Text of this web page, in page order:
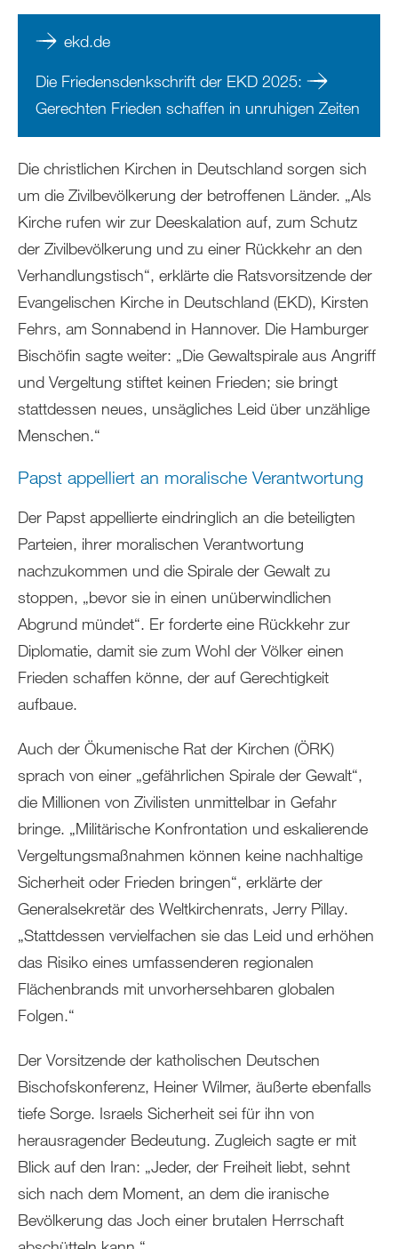
ekd.de
Die Friedensdenkschrift der EKD 2025:
Gerechten Frieden schaffen in unruhigen Zeiten
Die christlichen Kirchen in Deutschland sorgen sich
um die Zivilbevölkerung der betroffenen Länder. „Als
Kirche rufen wir zur Deeskalation auf, zum Schutz
der Zivilbevölkerung und zu einer Rückkehr an den
Verhandlungstisch“, erklärte die Ratsvorsitzende der
Evangelischen Kirche in Deutschland (EKD), Kirsten
Fehrs, am Sonnabend in Hannover. Die Hamburger
Bischöfin sagte weiter: „Die Gewaltspirale aus Angriff
und Vergeltung stiftet keinen Frieden; sie bringt
stattdessen neues, unsägliches Leid über unzählige
Menschen.“
Papst appelliert an moralische Verantwortung
Der Papst appellierte eindringlich an die beteiligten
Parteien, ihrer moralischen Verantwortung
nachzukommen und die Spirale der Gewalt zu
stoppen, „bevor sie in einen unüberwindlichen
Abgrund mündet“. Er forderte eine Rückkehr zur
Diplomatie, damit sie zum Wohl der Völker einen
Frieden schaffen könne, der auf Gerechtigkeit
aufbaue.
Auch der Ökumenische Rat der Kirchen (ÖRK)
sprach von einer „gefährlichen Spirale der Gewalt“,
die Millionen von Zivilisten unmittelbar in Gefahr
bringe. „Militärische Konfrontation und eskalierende
Vergeltungsmaßnahmen können keine nachhaltige
Sicherheit oder Frieden bringen“, erklärte der
Generalsekretär des Weltkirchenrats, Jerry Pillay.
„Stattdessen vervielfachen sie das Leid und erhöhen
das Risiko eines umfassenderen regionalen
Flächenbrands mit unvorhersehbaren globalen
Folgen.“
Der Vorsitzende der katholischen Deutschen
Bischofskonferenz, Heiner Wilmer, äußerte ebenfalls
tiefe Sorge. Israels Sicherheit sei für ihn von
herausragender Bedeutung. Zugleich sagte er mit
Blick auf den Iran: „Jeder, der Freiheit liebt, sehnt
sich nach dem Moment, an dem die iranische
Bevölkerung das Joch einer brutalen Herrschaft